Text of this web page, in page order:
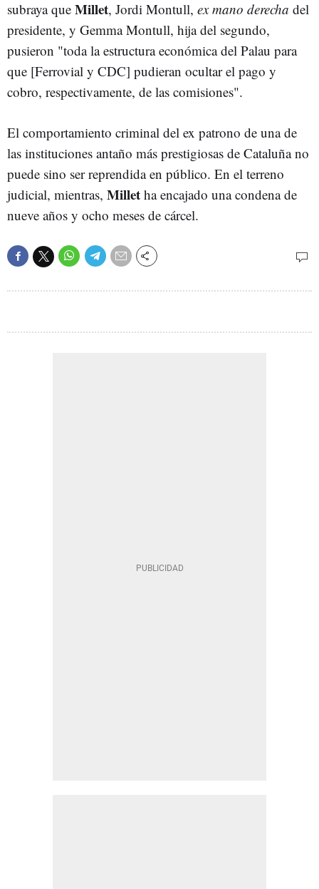
subraya que Millet, Jordi Montull, ex mano derecha del
presidente, y Gemma Montull, hija del segundo,
pusieron "toda la estructura económica del Palau para
que [Ferrovial y CDC] pudieran ocultar el pago y
cobro, respectivamente, de las comisiones".
El comportamiento criminal del ex patrono de una de
las instituciones antaño más prestigiosas de Cataluña no
puede sino ser reprendida en público. En el terreno
judicial, mientras, Millet ha encajado una condena de
nueve años y ocho meses de cárcel.